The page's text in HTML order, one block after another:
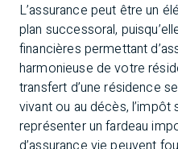
L’assurance peut être un
plan successoral,
financières permettant
harmonieuse de votre
transfert d’une résidence
vivant ou au décès,
représenter un fardeau